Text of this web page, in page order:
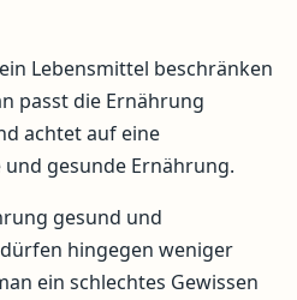
Lebensmittel beschränken
passt die Ernährung
achtet auf eine
gesunde Ernährung.
gesund und
hingegen weniger
ein schlechtes Gewissen